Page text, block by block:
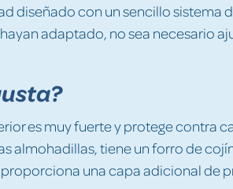
diseñado con un sencillo sistema
adaptado, no sea necesario
es muy fuerte y protege contra
almohadillas, tiene un forro de
una capa adicional de